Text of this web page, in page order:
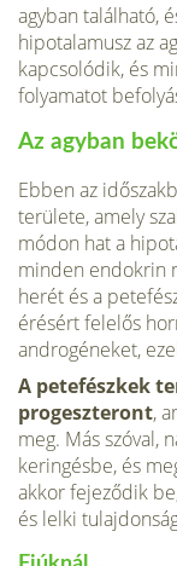
agyban található,
hipotalamusz az
kapcsolódik, és
folyamatot
Az agyban
Ebben az
területe, amely
módon hat a
minden endokrin
herét és a
érésért felelős
androgéneket,
A petefészkek
progeszteront,
meg. Más szóval,
keringésbe, és
akkor fejeződik
és lelki